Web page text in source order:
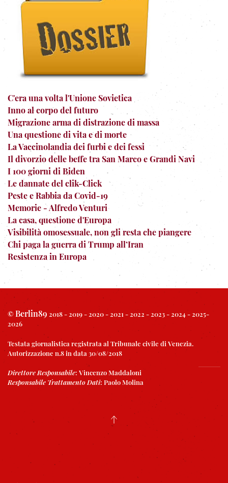
C'era una volta l'Unione Sovietica
Inno al corpo del futuro
Migrazione arma di distrazione di massa
Una questione di vita e di morte
La Vaccinolandia dei furbi e dei fessi
Il divorzio delle beffe tra San Marco e Grandi Navi
I 100 giorni di Biden
Le dannate del clik-Click
Peste e Rabbia da Covid-19
Memorie - Alfredo Venturi
La casa, questione d'Europa
Visibilità omosessuale, non gli resta che piangere
Chi paga la guerra di Trump all’Iran
Resistenza in Europa
© Berlin89 2018 - 2019 - 2020 - 2021 - 2022 - 2023 - 2024 - 2025-
2026
Testata giornalistica registrata al Tribunale civile di Venezia.
Autorizzazione n.8 in data 30/08/2018
Direttore Responsabile: Vincenzo Maddaloni
Responsabile Trattamento Dati: Paolo Molina